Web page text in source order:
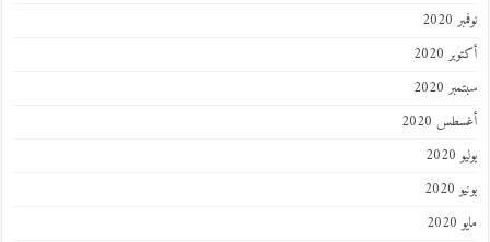
نوفمبر 2020
أكتوبر 2020
سبتمبر 2020
أغسطس 2020
يوليو 2020
يونيو 2020
مايو 2020